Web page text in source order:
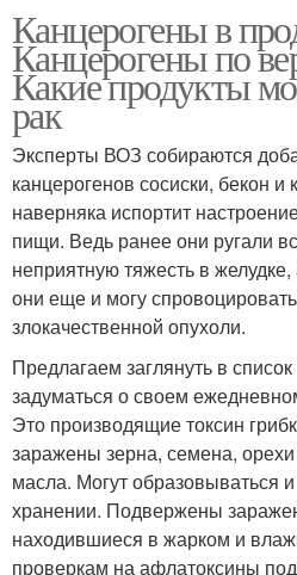
Канцерогены в
Канцерогены по
Какие продукты
рак
Эксперты ВОЗ собираются
канцерогенов сосиски, бекон и
наверняка испортит
пищи. Ведь ранее они ругали
неприятную тяжесть в
они еще и могу
злокачественной опухоли.
Предлагаем заглянуть в
задуматься о своем
Это производящие токсин
заражены зерна, семена,
масла. Могут образовываться
хранении. Подвержены
находившиеся в жарком и
проверкам на афлатоксины